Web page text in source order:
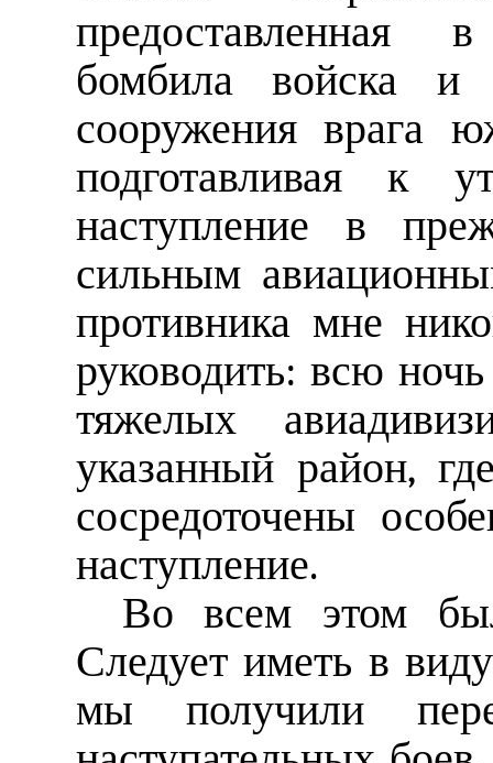
предоставленная
бомбила войска и
сооружения врага
подготавливая к
наступление в
сильным
противника мне
руководить: всю
тяжелых
указанный район,
сосредоточены
наступление.
Во всем этом
Следует иметь в
мы получили